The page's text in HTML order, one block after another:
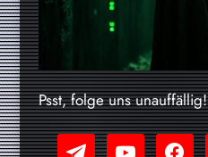
Psst, folge uns unauffällig!
telegramyoutube-facebookx